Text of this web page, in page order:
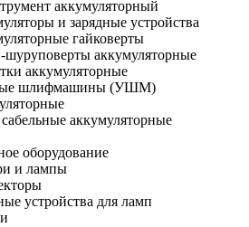
аккумуляторный
и зарядные устройства
гайковерты
шуруповерты аккумуляторные
аккумуляторные
шлифмашины (УШМ)
аккумуляторные
оборудование
и лампы
устройства для ламп